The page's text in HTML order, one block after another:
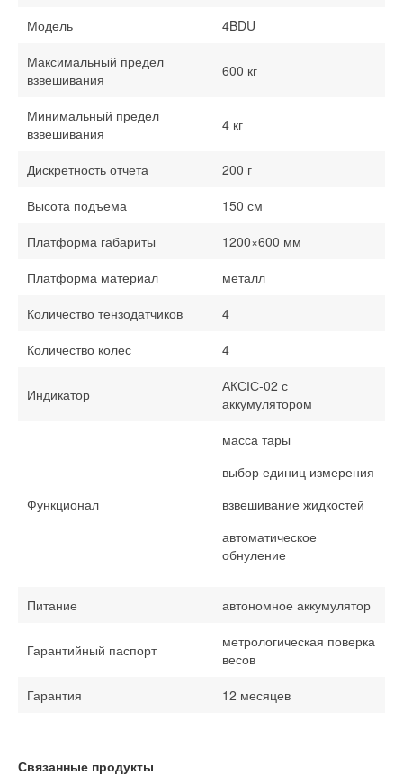
Модель
4BDU
Максимальный предел
взвешивания
600 кг
Минимальный предел
взвешивания
4 кг
Дискретность отчета
200 г
Высота подъема
150 см
Платформа габариты
1200×600 мм
Платформа материал
металл
Количество тензодатчиков
4
Количество колес
4
Индикатор
АКСІС-02 с
аккумулятором
Функционал
масса тары
выбор единиц измерения
взвешивание жидкостей
автоматическое
обнуление
Питание автономное аккумулятор
Гарантийный паспорт
метрологическая поверка
весов
Гарантия
12 месяцев
Связанные продукты